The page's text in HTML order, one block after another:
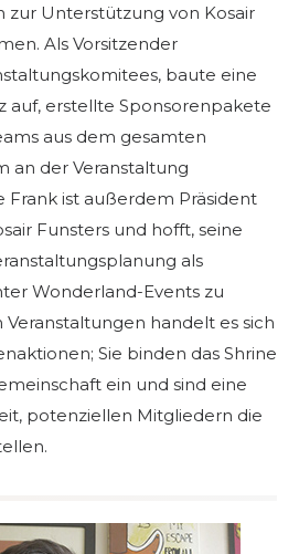
Unterstützung von Kosair
Als Vorsitzender
baute eine
auf, erstellte Sponsorenpakete
aus dem gesamten
an der Veranstaltung
ist außerdem Präsident
Funsters und hofft, seine
als
Wonderland-Events zu
Veranstaltungen handelt es sich
Sie binden das Shrine
ein und sind eine
potenziellen Mitgliedern die